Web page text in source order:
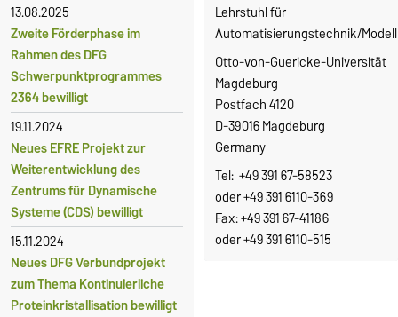
13.08.2025
Zweite Förderphase im
Rahmen des DFG
Schwerpunktprogrammes
2364 bewilligt
19.11.2024
Neues EFRE Projekt zur
Weiterentwicklung des
Zentrums für Dynamische
Systeme (CDS) bewilligt
15.11.2024
Neues DFG Verbundprojekt
zum Thema Kontinuierliche
Proteinkristallisation bewilligt
Lehrstuhl für
Automatisierungstechnik/
Otto-von-Guericke-Universität
Magdeburg
Postfach 4120
D-39016 Magdeburg
Germany
Tel: +49 391 67-58523
oder +49 391 6110-369
Fax: +49 391 67-41186
oder +49 391 6110-515